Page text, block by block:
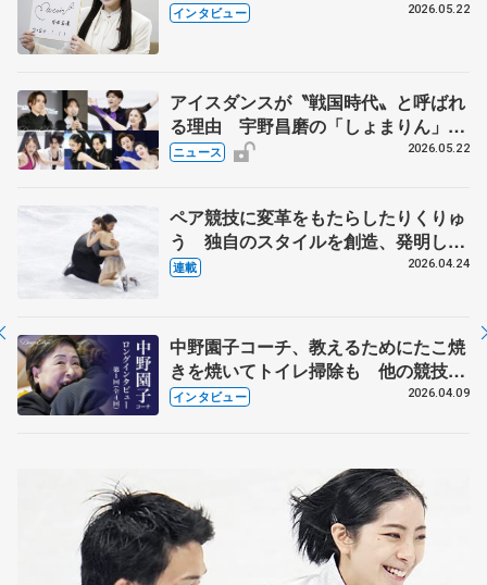
退時の単独インタビューで語った競技
インタビュー 2026.05.22
アイスダンスが〝戦国時代〟と呼ばれ
る理由 宇野昌磨の「しょまりん」ら
実力者が相次いで参戦 国内の競争激
ニュース 2026.05.22
ペア競技に変革をもたらしたりくりゅ
う 独自のスタイルを創造、発明した
【引退発表後②】
連載 2026.04.24
中野園子コーチ、教えるためにたこ焼
きを焼いてトイレ掃除も 他の競技に
も通用するという坂本花織の筋肉
インタビュー 2026.04.09